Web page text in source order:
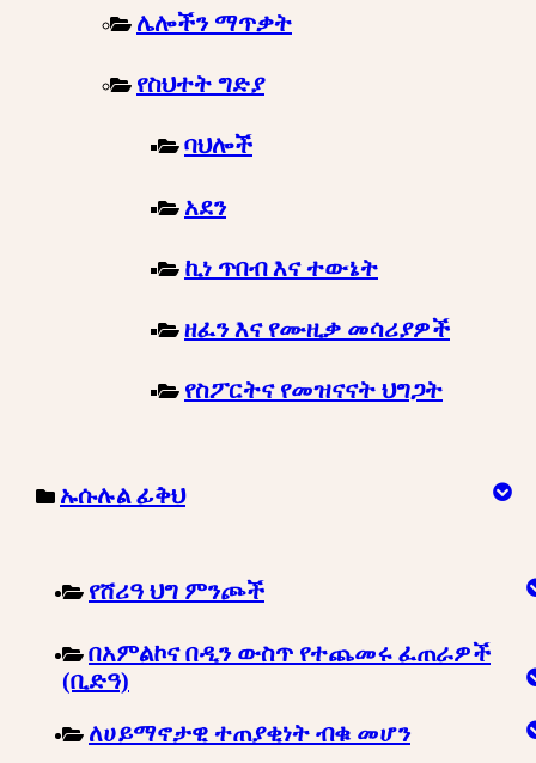
ሌሎችን ማጥቃት
የስህተት ግድያ
ባህሎች
አደን
ኪነ ጥበብ እና ተውኔት
ዘፈን እና የሙዚቃ መሳሪያዎች
የስፖርትና የመዝናናት ህግጋት
ኡሱሉል ፊቅህ
የሸሪዓ ህግ ምንጮች
በአምልኮና በዲን ውስጥ የተጨመሩ ፈጠራዎች
(ቢድዓ)
ለሀይማኖታዊ ተጠያቂነት ብቁ መሆን